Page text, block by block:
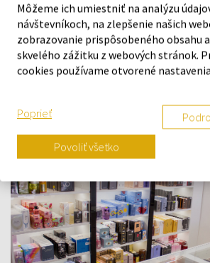
O SPOLOČNOSTI
O nás
Kontaktný formulár
Výdajné miesto a predajňa KOKU Šamorín
Môžeme ich umiestniť na analýzu
návštevníkoch, na zlepšenie našich
zobrazovanie prispôsobeného obsahu
skvelého zážitku z webových stránok.
cookies používame otvorené
Poprieť
Povoliť všetko